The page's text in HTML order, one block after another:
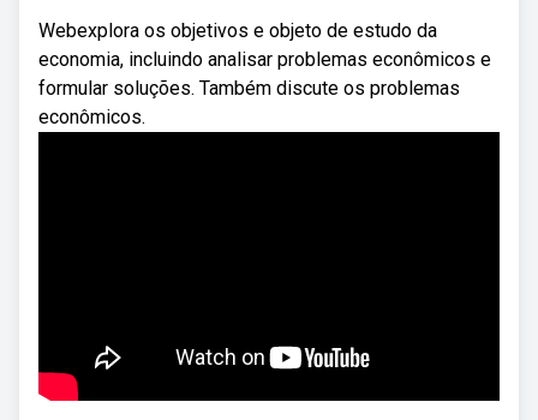
Webexplora os objetivos e objeto de estudo da
economia, incluindo analisar problemas econômicos e
formular soluções. Também discute os problemas
econômicos.